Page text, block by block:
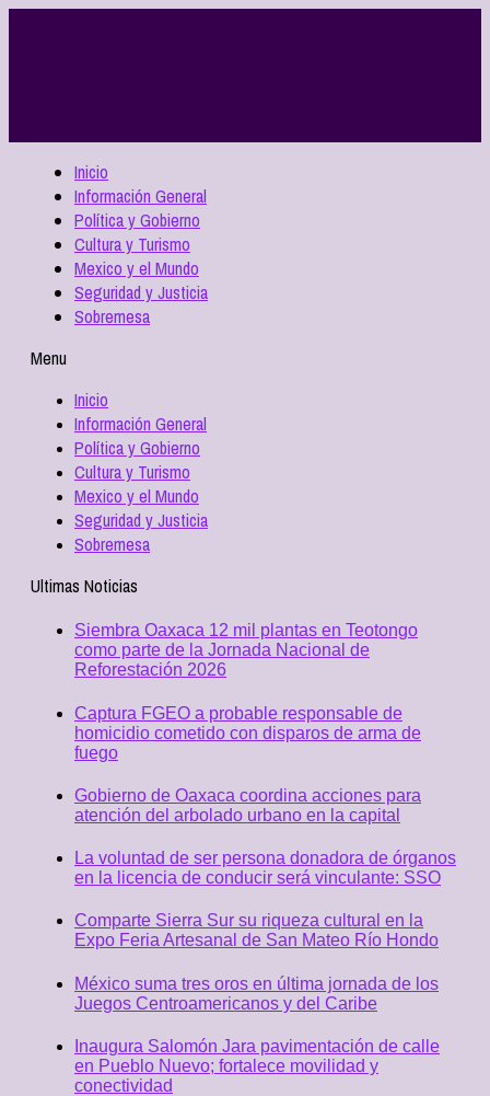
Inicio
Información General
Política y Gobierno
Cultura y Turismo
Mexico y el Mundo
Seguridad y Justicia
Sobremesa
Menu
Inicio
Información General
Política y Gobierno
Cultura y Turismo
Mexico y el Mundo
Seguridad y Justicia
Sobremesa
Ultimas Noticias
Siembra Oaxaca 12 mil plantas en Teotongo
como parte de la Jornada Nacional de
Reforestación 2026
Captura FGEO a probable responsable de
homicidio cometido con disparos de arma de
fuego
Gobierno de Oaxaca coordina acciones para
atención del arbolado urbano en la capital
La voluntad de ser persona donadora de órganos
en la licencia de conducir será vinculante: SSO
Comparte Sierra Sur su riqueza cultural en la
Expo Feria Artesanal de San Mateo Río Hondo
México suma tres oros en última jornada de los
Juegos Centroamericanos y del Caribe
Inaugura Salomón Jara pavimentación de calle
en Pueblo Nuevo; fortalece movilidad y
conectividad